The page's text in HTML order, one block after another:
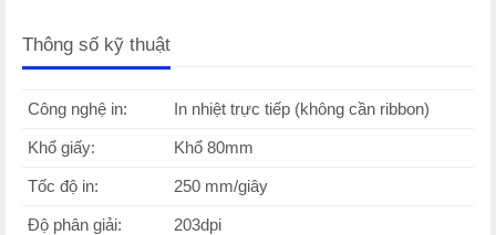
Thông số kỹ thuật
Công nghệ in: In nhiệt trực tiếp (không cần ribbon)
Khổ giấy: Khổ 80mm
Tốc độ in: 250 mm/giây
Độ phân giải: 203dpi